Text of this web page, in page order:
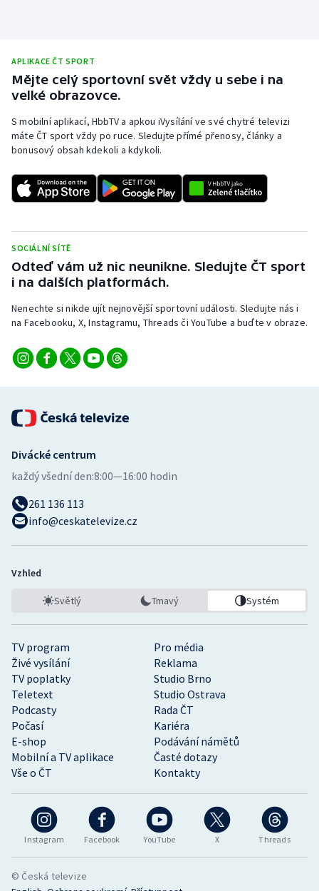
Volejbal
Ostatní
APLIKACE ČT SPORT
Mějte celý sportovní svět vždy u sebe i na
velké obrazovce.
S mobilní aplikací, HbbTV a apkou iVysílání ve své chytré televizi
máte ČT sport vždy po ruce. Sledujte přímé přenosy, články a
bonusový obsah kdekoli a kdykoli.
SOCIÁLNÍ SÍTĚ
Odteď vám už nic neunikne. Sledujte ČT sport
i na dalších platformách.
Nenechte si nikde ujít nejnovější sportovní události. Sledujte nás i
na Facebooku, X, Instagramu, Threads či YouTube a buďte v obraze.
Instagram Facebook YouTube X Threads
TV program
Pro média
Živé vysílání
Reklama
TV poplatky
Studio Brno
Teletext
Studio Ostrava
Podcasty
Rada ČT
Počasí
Kariéra
E-shop
Podávání námětů
Mobilní a TV aplikace
Časté dotazy
Vše o ČT
Kontakty
Divácké centrum
každý všední den:8:00—16:00 hodin
261 136 113
info@ceskatelevize.cz
Vzhled
Světlý Tmavý Systém
© Česká televize